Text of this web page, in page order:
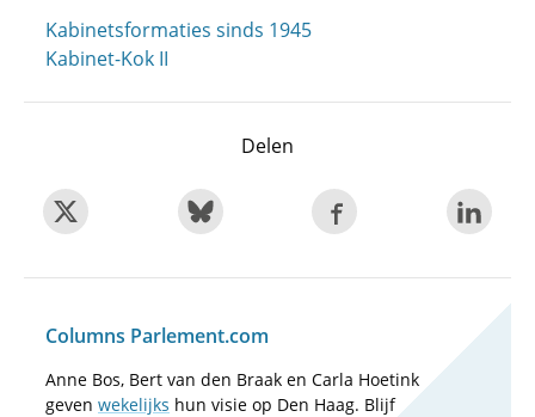
Kabinetsformaties sinds 1945
Kabinet-Kok II
Delen
Columns Parlement.com
Anne Bos, Bert van den Braak en Carla Hoetink
geven wekelijks hun visie op Den Haag. Blijf